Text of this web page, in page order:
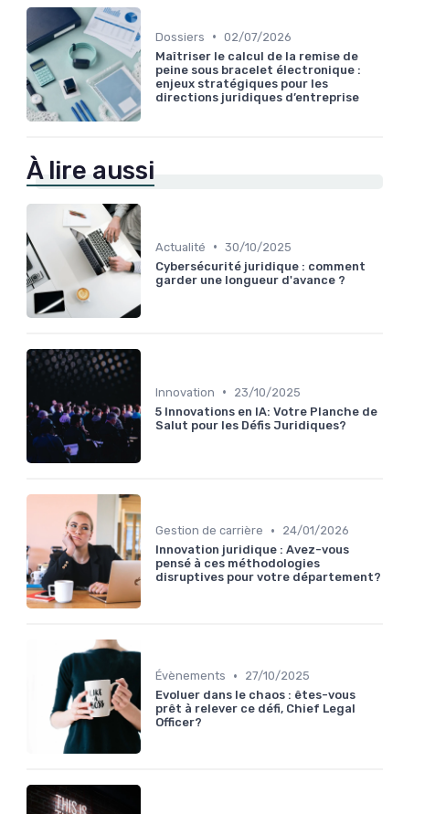
Dossiers • 02/07/2026
Maîtriser le calcul de la remise de
peine sous bracelet électronique :
enjeux stratégiques pour les
directions juridiques d’entreprise
À lire aussi
Actualité • 30/10/2025
Cybersécurité juridique : comment
garder une longueur d'avance ?
Innovation •
23/10/2025
5 Innovations en IA: Votre Planche de
Salut pour les Défis Juridiques?
Gestion de carrière •
24/01/2026
Innovation juridique : Avez-vous
pensé à ces méthodologies
disruptives pour votre département?
Évènements •
27/10/2025
Evoluer dans le chaos : êtes-vous
prêt à relever ce défi, Chief Legal
Officer?